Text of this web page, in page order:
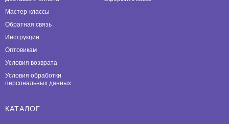
Мастер-классы
Обратная связь
Инструкции
Оптовикам
Условия возврата
Условия обработки
персональных данных
КАТАЛОГ